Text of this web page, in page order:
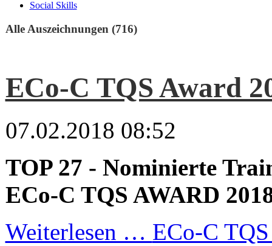
Social Skills
Alle Auszeichnungen (716)
ECo-C TQS Award
07.02.2018 08:52
TOP 27 - Nominierte
ECo-C TQS AWARD
Weiterlesen … ECo-C